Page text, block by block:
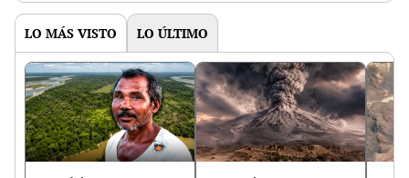
LO MÁS VISTO LO ÚLTIMO